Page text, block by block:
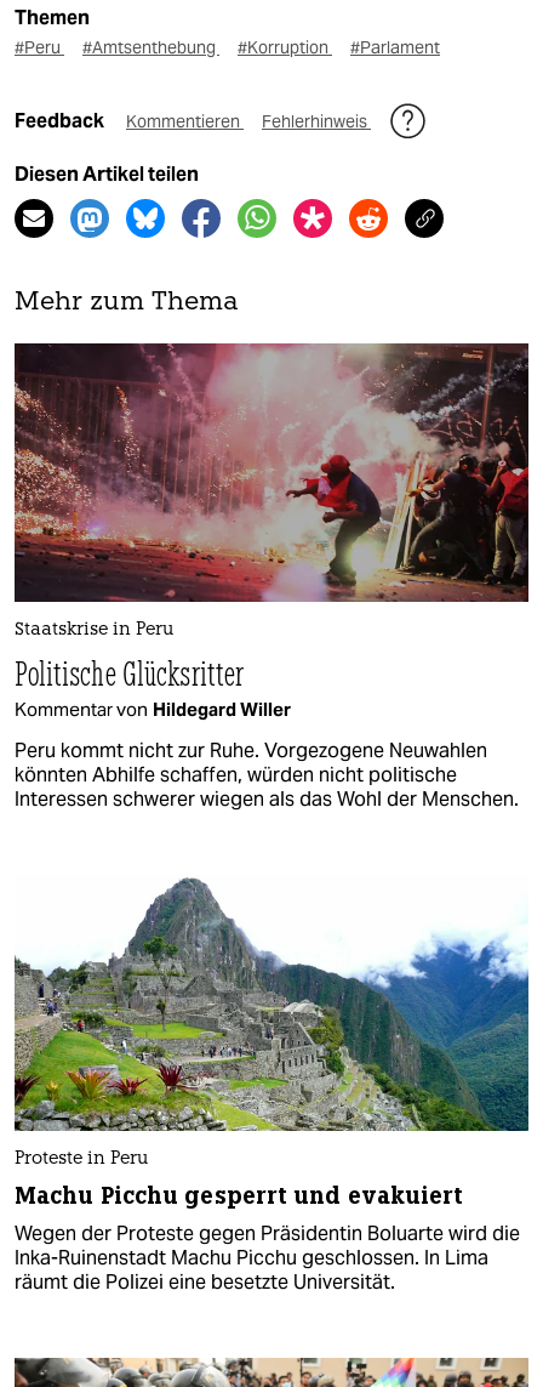
Themen
#Peru #Amtsenthebung #Korruption #Parlament
Feedback Kommentieren Fehlerhinweis
Diesen Artikel teilen
Mehr zum Thema
Staatskrise in Peru
Politische Glücksritter
Kommentar von Hildegard Willer
Peru kommt nicht zur Ruhe. Vorgezogene Neuwahlen
könnten Abhilfe schaffen, würden nicht politische
Interessen schwerer wiegen als das Wohl der Menschen.
Proteste in Peru
Machu Picchu gesperrt und evakuiert
Wegen der Proteste gegen Präsidentin Boluarte wird die
Inka-Ruinenstadt Machu Picchu geschlossen. In Lima
räumt die Polizei eine besetzte Universität.